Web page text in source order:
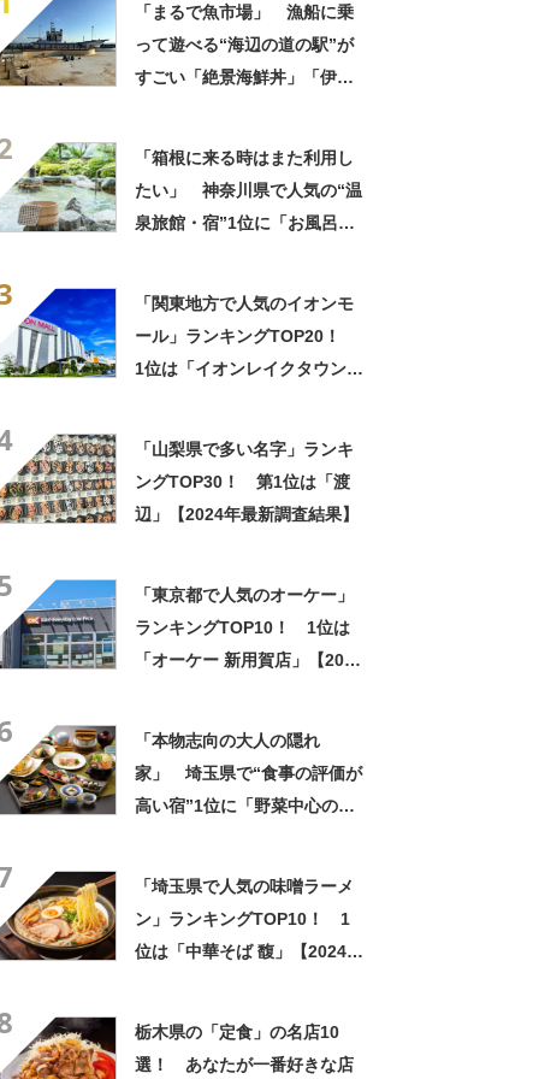
「まるで魚市場」 漁船に乗
って遊べる“海辺の道の駅”が
すごい「絶景海鮮丼」「伊勢
「箱根に来る時はまた利用し
たい」 神奈川県で人気の“温
泉旅館・宿”1位に「お風呂が
「関東地方で人気のイオンモ
ール」ランキングTOP20！
1位は「イオンレイクタウン」
「山梨県で多い名字」ランキ
ングTOP30！ 第1位は「渡
辺」【2024年最新調査結果】
「東京都で人気のオーケー」
ランキングTOP10！ 1位は
「オーケー 新用賀店」【2024
「本物志向の大人の隠れ
家」 埼玉県で“食事の評価が
高い宿”1位に「野菜中心の料
「埼玉県で人気の味噌ラーメ
ン」ランキングTOP10！ 1
位は「中華そば 馥」【2024年
栃木県の「定食」の名店10
選！ あなたが一番好きな店